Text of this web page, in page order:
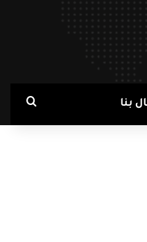
بنا بحث